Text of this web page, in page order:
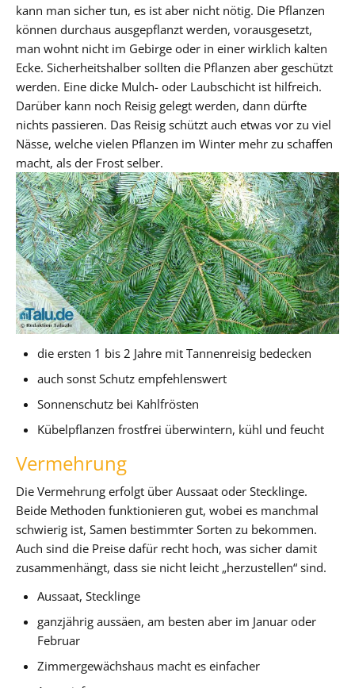
kann man sicher tun, es ist aber nicht nötig. Die Pflanzen
können durchaus ausgepflanzt werden, vorausgesetzt,
man wohnt nicht im Gebirge oder in einer wirklich kalten
Ecke. Sicherheitshalber sollten die Pflanzen aber geschützt
werden. Eine dicke Mulch- oder Laubschicht ist hilfreich.
Darüber kann noch Reisig gelegt werden, dann dürfte
nichts passieren. Das Reisig schützt auch etwas vor zu viel
Nässe, welche vielen Pflanzen im Winter mehr zu schaffen
macht, als der Frost selber.
die ersten 1 bis 2 Jahre mit Tannenreisig bedecken
auch sonst Schutz empfehlenswert
Sonnenschutz bei Kahlfrösten
Kübelpflanzen frostfrei überwintern, kühl und feucht
Vermehrung
Die Vermehrung erfolgt über Aussaat oder Stecklinge.
Beide Methoden funktionieren gut, wobei es manchmal
schwierig ist, Samen bestimmter Sorten zu bekommen.
Auch sind die Preise dafür recht hoch, was sicher damit
zusammenhängt, dass sie nicht leicht „herzustellen“ sind.
Aussaat, Stecklinge
ganzjährig aussäen, am besten aber im Januar oder
Februar
Zimmergewächshaus macht es einfacher